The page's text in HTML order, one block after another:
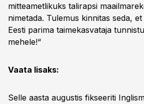
mitteametlikuks talirapsi
nimetada. Tulemus kinnitas seda,
Eesti parima taimekasvataja
mehele!“
Vaata lisaks:
Selle aasta augustis fikseeriti